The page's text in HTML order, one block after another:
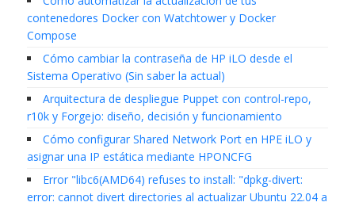
contenedores Docker con Watchtower y Docker
Compose
Cómo cambiar la contraseña de HP iLO desde el
Sistema Operativo (Sin saber la actual)
Arquitectura de despliegue Puppet con control-repo,
r10k y Forgejo: diseño, decisión y funcionamiento
Cómo configurar Shared Network Port en HPE iLO y
asignar una IP estática mediante HPONCFG
Error "libc6(AMD64) refuses to install: "dpkg-divert:
error: cannot divert directories al actualizar Ubuntu 22.04 a